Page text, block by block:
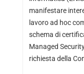
manifestare
lavoro ad hoc
schema di
Managed
richiesta della